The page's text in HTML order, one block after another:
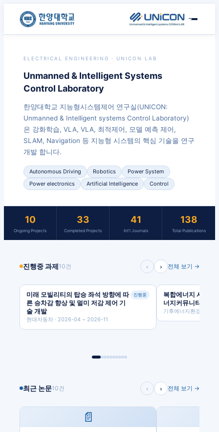
ELECTRICAL ENGINEERING · UNICON LAB
Unmanned & Intelligent Systems
Control Laboratory
한양대학교 지능형시스템제어 연구실(UNICON:
Unmanned & Intelligent systems Control Laboratory)
은 강화학습, VLA, VLA, 최적제어, 모델 예측 제어,
SLAM, Navigation 등 지능형 시스템의 핵심 기술을 연구
개발 합니다.
Autonomous Driving Robotics
Power System
Power electronics
Artificial Intelligence Control
10
Ongoing Projects
33
Completed Projects
41
Int'l Journals
138
Total Publications
진행중 과제10건 ‹ › 전체 보기 →
미래 모빌리티의 탑승 좌석 방향에 따
른 승차감 향상 및 멀미 저감 제어 기
술 개발
진행중
현대자동차 · 2026-04 ~ 2026-11
복합에너지 시스템
너지커뮤니티
기후에너지환경부
최근 논문10건 ‹ › 전체 보기 →
📄